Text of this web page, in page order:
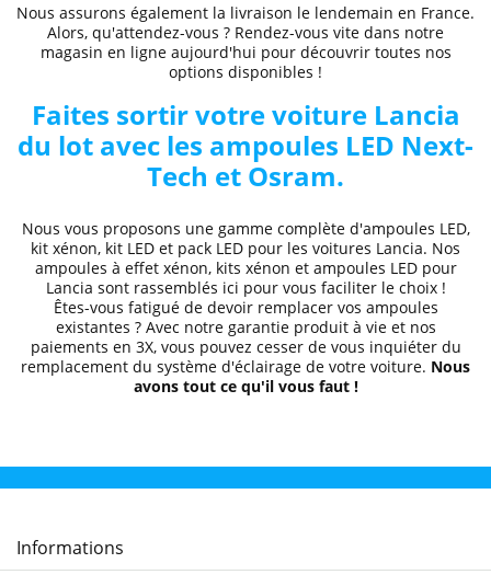
Nous assurons également la livraison le lendemain en France.
Alors, qu'attendez-vous ? Rendez-vous vite dans notre
magasin en ligne aujourd'hui pour découvrir toutes nos
options disponibles !
Faites sortir votre voiture Lancia
du lot avec les ampoules LED Next-
Tech et Osram.
Nous vous proposons une gamme complète d'ampoules LED,
kit xénon, kit LED et pack LED pour les voitures Lancia. Nos
ampoules à effet xénon, kits xénon et ampoules LED pour
Lancia sont rassemblés ici pour vous faciliter le choix !
Êtes-vous fatigué de devoir remplacer vos ampoules
existantes ? Avec notre garantie produit à vie et nos
paiements en 3X, vous pouvez cesser de vous inquiéter du
remplacement du système d'éclairage de votre voiture. Nous
avons tout ce qu'il vous faut !
Informations